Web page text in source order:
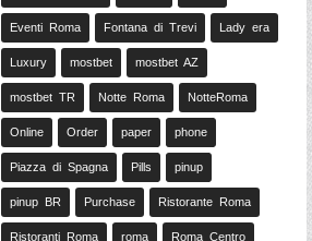
Eventi Roma Fontana di Trevi Lady era
Luxury mostbet mostbet AZ
mostbet TR Notte Roma NotteRoma
Online Order paper phone
Piazza di Spagna Pills pinup
pinup BR Purchase Ristorante Roma
Ristoranti Roma roma Roma Centro